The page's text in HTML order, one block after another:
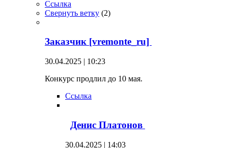
Ссылка
Свернуть ветку (2)
Заказчик [vremonte_ru]
30.04.2025 | 10:23
Конкурс продлил до 10 мая.
Ссылка
Денис Платонов
30.04.2025 | 14:03